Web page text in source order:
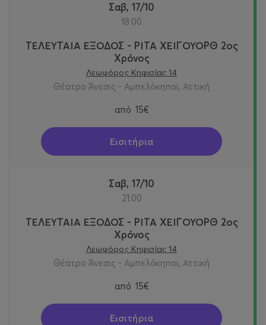
Σαβ, 17/10
18:00
ΤΕΛΕΥΤΑΙΑ ΕΞΟΔΟΣ - ΡΙΤΑ ΧΕΙΓΟΥΟΡΘ 2oς
Χρόνος
Λεωφόρος Κηφισίας 14
Θέατρο Άνεσις - Αμπελόκηποι, Αττική
από 15€
Εισιτήρια
Σαβ, 17/10
21:00
ΤΕΛΕΥΤΑΙΑ ΕΞΟΔΟΣ - ΡΙΤΑ ΧΕΙΓΟΥΟΡΘ 2oς
Χρόνος
Λεωφόρος Κηφισίας 14
Θέατρο Άνεσις - Αμπελόκηποι, Αττική
από 15€
Εισιτήρια